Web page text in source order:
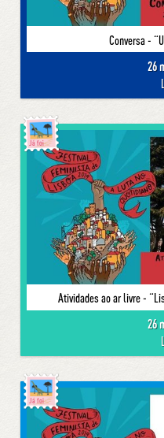
Conversa -
26
Já foi
Atividades ao ar livre -
26
Já foi